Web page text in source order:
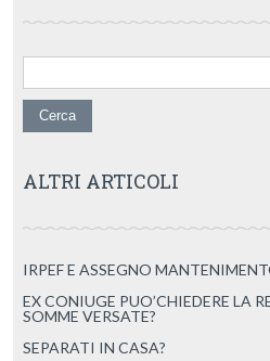
Ricerca per:
ALTRI ARTICOLI
IRPEF E ASSEGNO
EX CONIUGE PUO’CHIEDERE LA
SOMME VERSATE?
SEPARATI IN CASA?